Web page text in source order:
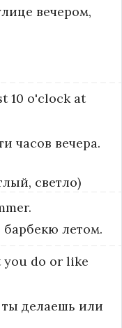
вечером,
10 o'clock at
часов вечера.
светло)
летом.
you do or like
делаешь или